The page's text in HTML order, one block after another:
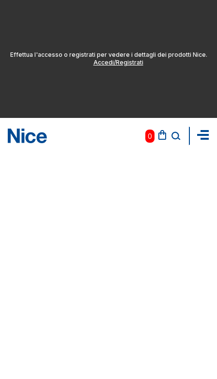
Effettua l'accesso o registrati per vedere i dettagli dei prodotti Nice.
Accedi/Registrati
0